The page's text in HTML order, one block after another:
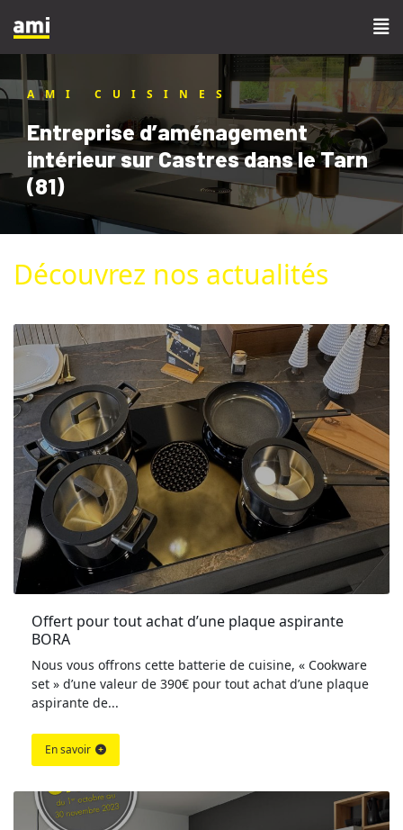
AMI CUISINES
Entreprise d’aménagement
intérieur sur Castres dans le Tarn
(81)
Découvrez nos actualités
Offert pour tout achat d’une plaque aspirante
BORA
Nous vous offrons cette batterie de cuisine, « Cookware
set » d’une valeur de 390€ pour tout achat d’une plaque
aspirante de...
En savoir